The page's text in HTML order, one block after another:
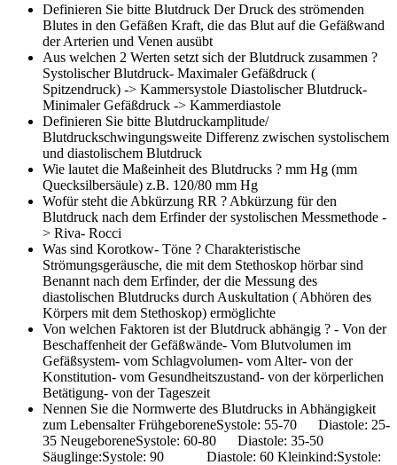
Definieren Sie bitte Blutdruck Der Druck des strömenden
Blutes in den Gefäßen Kraft, die das Blut auf die Gefäßwand
der Arterien und Venen ausübt
Aus welchen 2 Werten setzt sich der Blutdruck zusammen ?
Systolischer Blutdruck- Maximaler Gefäßdruck (
Spitzendruck) -> Kammersystole Diastolischer Blutdruck-
Minimaler Gefäßdruck -> Kammerdiastole
Definieren Sie bitte Blutdruckamplitude/
Blutdruckschwingungsweite Differenz zwischen systolischem
und diastolischem Blutdruck
Wie lautet die Maßeinheit des Blutdrucks ? mm Hg (mm
Quecksilbersäule) z.B. 120/80 mm Hg
Wofür steht die Abkürzung RR ? Abkürzung für den
Blutdruck nach dem Erfinder der systolischen Messmethode -
> Riva- Rocci
Was sind Korotkow- Töne ? Charakteristische
Strömungsgeräusche, die mit dem Stethoskop hörbar sind
Benannt nach dem Erfinder, der die Messung des
diastolischen Blutdrucks durch Auskultation ( Abhören des
Körpers mit dem Stethoskop) ermöglichte
Von welchen Faktoren ist der Blutdruck abhängig ? - Von der
Beschaffenheit der Gefäßwände- Vom Blutvolumen im
Gefäßsystem- vom Schlagvolumen- vom Alter- von der
Konstitution- vom Gesundheitszustand- von der körperlichen
Betätigung- von der Tageszeit
Nennen Sie die Normwerte des Blutdrucks in Abhängigkeit
zum LebensalterFrühgeboreneSystole: 55-70 Diastole: 25-
35 NeugeboreneSystole: 60-80 Diastole: 35-50
Säuglinge:Systole: 90 Diastole: 60 Kleinkind:Systole: